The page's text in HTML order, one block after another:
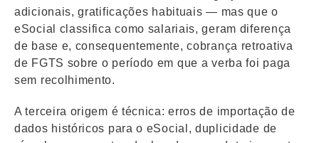
adicionais, gratificações habituais — mas que o
eSocial classifica como salariais, geram diferença
de base e, consequentemente, cobrança retroativa
de FGTS sobre o período em que a verba foi paga
sem recolhimento.
A terceira origem é técnica: erros de importação de
dados históricos para o eSocial, duplicidade de